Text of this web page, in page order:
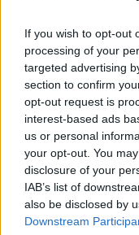
If you wish to opt-out
processing of your
targeted advertising
section to confirm
opt-out request is
interest-based ads
us or personal
your opt-out. You
disclosure of your
IAB’s list of
also be disclosed by
Downstream
για να τα
Η
έγινε
μοιράσουν τα